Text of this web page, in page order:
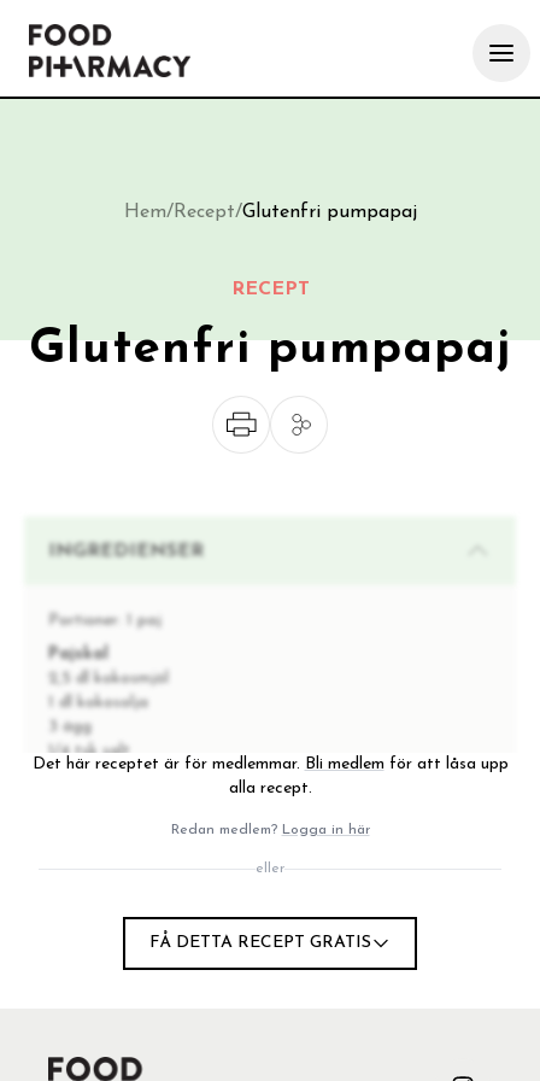
Hem/Recept/Glutenfri pumpapaj
RECEPT
Glutenfri pumpapaj
INGREDIENSER
Portioner:
1 paj
Pajskal
2,5 dl kokosmjöl
1 dl kokosolja
3 ägg
1/4 tsk salt
1/2 dl lönnsirap
1/4 tsk salt
1 tsk mald ingefära
Det här receptet är för medlemmar. Bli medlem för att låsa upp
alla recept.
Redan medlem? Logga in här
eller
FÅ DETTA RECEPT GRATIS